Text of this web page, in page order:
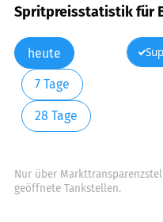
Spritpreisstatistik für
heute
7 Tage
28 Tage
Nur über
geöffnete Tankstellen.